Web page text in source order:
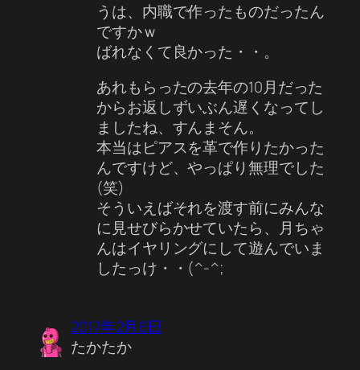
うは、内職で作ったものだったん
ですかｗ
ばれなくて良かった・・。
あれもらったの去年の10月だった
からお返しずいぶん遅くなってし
ましたね、すんまそん。
本当はピアスを革で作りたかった
んですけど、やっぱり無理でした
(笑)
そういえばそれを渡す前にみんな
に見せびらかせていたら、月ちゃ
んはイヤリングにして遊んでいま
したっけ・・(^-^;
2017年2月6日
たかたか